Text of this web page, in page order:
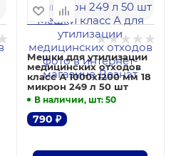
Мешки для утилизации
медицинских отходов
класс А 1000х1200 мм 18
микрон 249 л 50 шт
В наличии, шт: 50
790 ₽